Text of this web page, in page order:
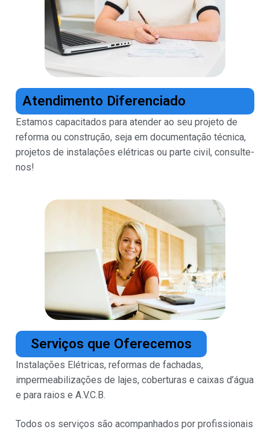
Atendimento Diferenciado
Estamos capacitados para atender ao seu projeto de
reforma ou construção, seja em documentação técnica,
projetos de instalações elétricas ou parte civil, consulte-
nos!
Serviços que Oferecemos
Instalações Elétricas, reformas de fachadas,
impermeabilizações de lajes, coberturas e caixas d’água
e para raios e A.V.C.B.
Todos os serviços são acompanhados por profissionais